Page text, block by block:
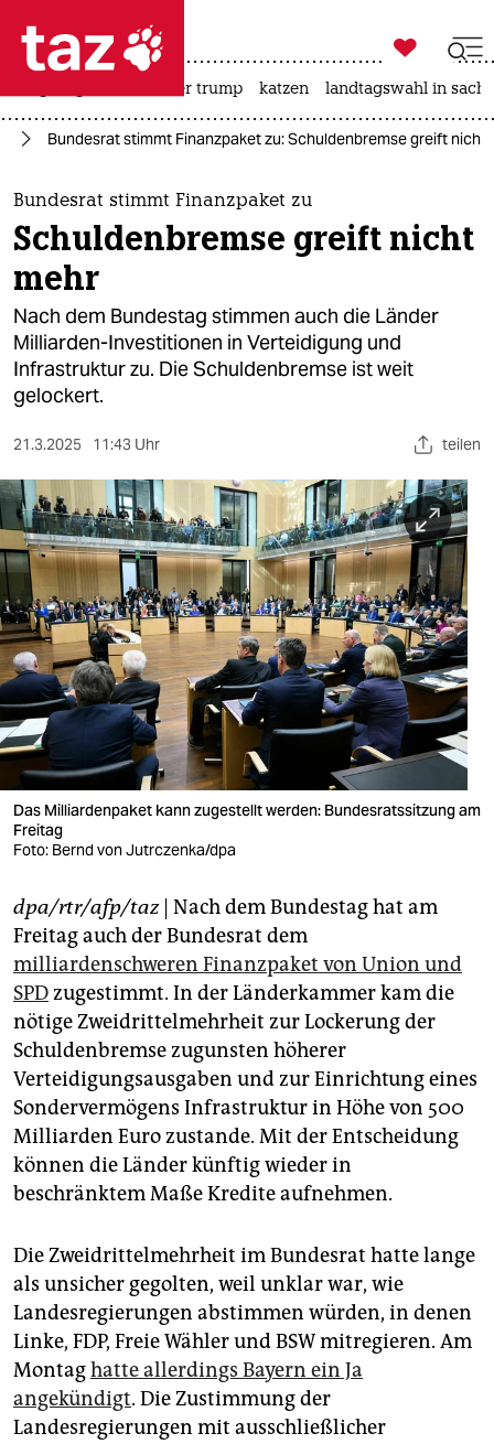
 taz zahl ich
taz zahl ich
themen
politik
öko
gesellschaft
kultur
sport
berlin
nord
wahrheit
verlag
verlag
veranstaltungen
shop
fragen & hilfe
unterstützen
abo
genossenschaft
epaper login

taz zahl ich
usa unter trump katzen landtagswahl in
Bundesrat stimmt Finanzpaket zu: Schuldenbremse greift nicht
Bundesrat stimmt Finanzpaket zu
Schuldenbremse greift nicht
mehr
Nach dem Bundestag stimmen auch die Länder
Milliarden-Investitionen in Verteidigung und
Infrastruktur zu. Die Schuldenbremse ist weit
gelockert.
21.3.2025 11:43 Uhr teilen
Das Milliardenpaket kann zugestellt werden: Bundesratssitzung am
Freitag
Foto: Bernd von Jutrczenka/dpa
dpa/rtr/afp/taz| Nach dem Bundestag hat am
Freitag auch der Bundesrat dem
milliardenschweren Finanzpaket von Union und
SPDzugestimmt. In der Länderkammer kam die
nötige Zweidrittelmehrheit zur Lockerung der
Schuldenbremse zugunsten höherer
Verteidigungsausgaben und zur Einrichtung eines
Sondervermögens Infrastruktur in Höhe von 500
Milliarden Euro zustande. Mit der Entscheidung
können die Länder künftig wieder in
beschränktem Maße Kredite aufnehmen.
Die Zweidrittelmehrheit im Bundesrat hatte lange
als unsicher gegolten, weil unklar war, wie
Landesregierungen abstimmen würden, in denen
Linke, FDP, Freie Wähler und BSW mitregieren. Am
Montaghatte allerdings Bayern ein Ja
angekündigt. Die Zustimmung der
Landesregierungen mit ausschließlicher